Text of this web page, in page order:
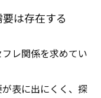
は存在する
レ関係を求めてい
表に出にくく、探